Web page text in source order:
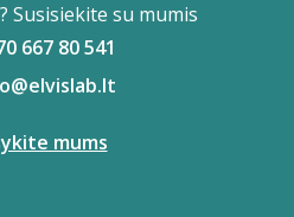
Susisiekite su mumis
667 80 541
mums